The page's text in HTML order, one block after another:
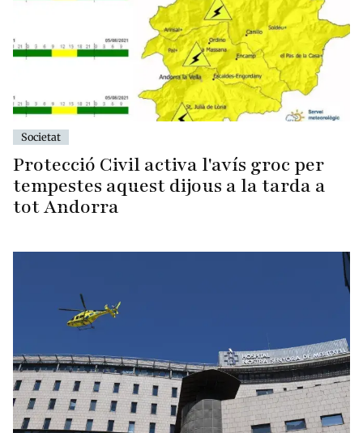
Societat
Protecció Civil activa l'avís groc per
tempestes aquest dijous a la tarda a
tot Andorra